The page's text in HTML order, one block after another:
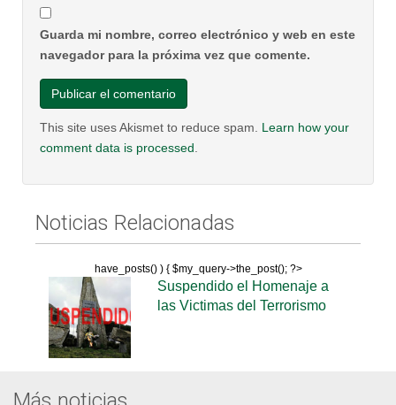
Guarda mi nombre, correo electrónico y web en este
navegador para la próxima vez que comente.
This site uses Akismet to reduce spam. Learn how your
comment data is processed
Noticias Relacionadas
have_posts() ) { $my_query->the_post(); ?>
Suspendido el Homenaje a
las Victimas del Terrorismo